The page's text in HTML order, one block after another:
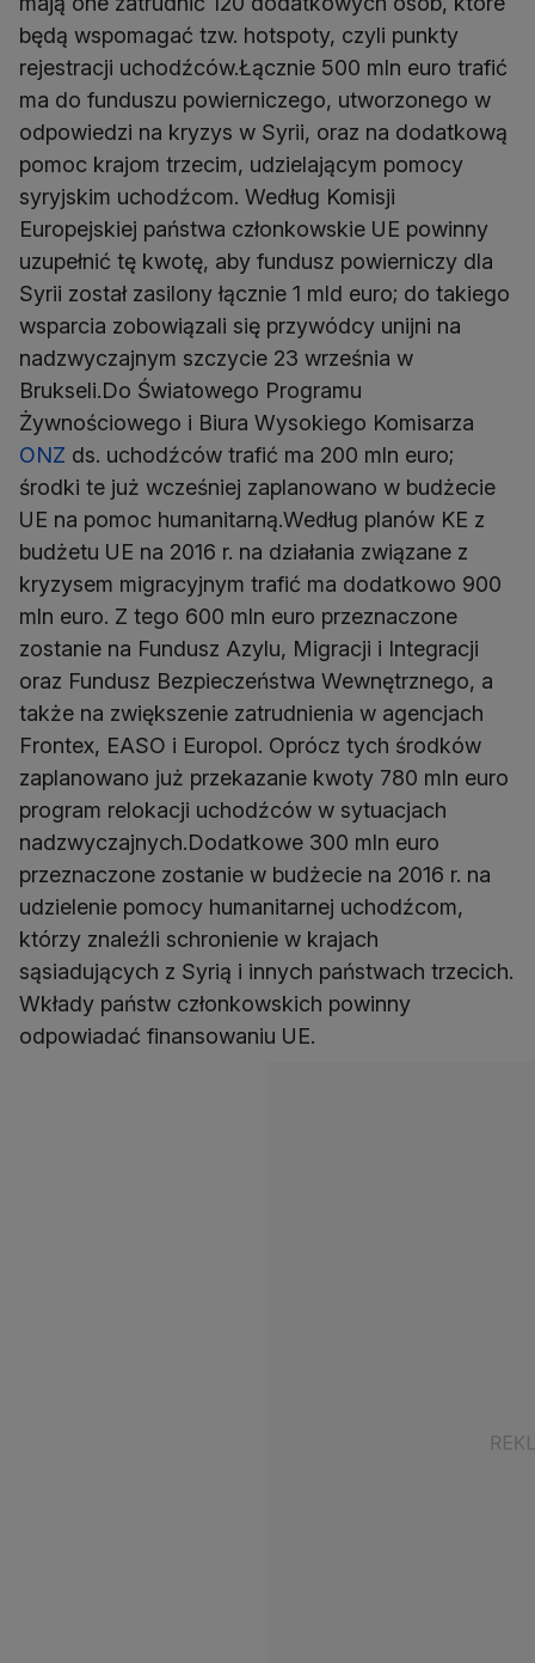
będą wspomagać tzw. hotspoty, czyli punkty
rejestracji uchodźców.Łącznie 500 mln euro trafić
ma do funduszu powierniczego, utworzonego w
odpowiedzi na kryzys w Syrii, oraz na dodatkową
pomoc krajom trzecim, udzielającym pomocy
syryjskim uchodźcom. Według Komisji
Europejskiej państwa członkowskie UE powinny
uzupełnić tę kwotę, aby fundusz powierniczy dla
Syrii został zasilony łącznie 1 mld euro; do takiego
wsparcia zobowiązali się przywódcy unijni na
nadzwyczajnym szczycie 23 września w
Brukseli.Do Światowego Programu
Żywnościowego i Biura Wysokiego Komisarza
ONZ ds. uchodźców trafić ma 200 mln euro;
środki te już wcześniej zaplanowano w budżecie
UE na pomoc humanitarną.Według planów KE z
budżetu UE na 2016 r. na działania związane z
kryzysem migracyjnym trafić ma dodatkowo 900
mln euro. Z tego 600 mln euro przeznaczone
zostanie na Fundusz Azylu, Migracji i Integracji
oraz Fundusz Bezpieczeństwa Wewnętrznego, a
także na zwiększenie zatrudnienia w agencjach
Frontex, EASO i Europol. Oprócz tych środków
zaplanowano już przekazanie kwoty 780 mln euro
program relokacji uchodźców w sytuacjach
nadzwyczajnych.Dodatkowe 300 mln euro
przeznaczone zostanie w budżecie na 2016 r. na
udzielenie pomocy humanitarnej uchodźcom,
którzy znaleźli schronienie w krajach
sąsiadujących z Syrią i innych państwach trzecich.
Wkłady państw członkowskich powinny
odpowiadać finansowaniu UE.